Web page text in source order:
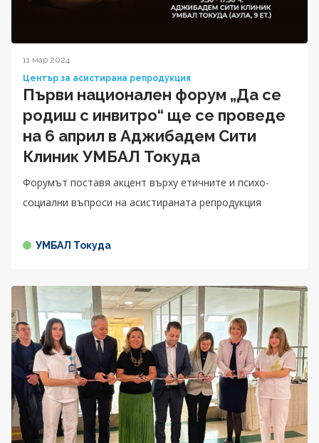
11 мар 2024
Център за асистирана репродукция
Първи национален форум „Да се
родиш с инвитро“ ще се проведе
на 6 април в Аджибадем Сити
Клиник УМБАЛ Токуда
Форумът поставя акцент върху етичните и психо-
социални въпроси на асистираната репродукция
УМБАЛ Токуда